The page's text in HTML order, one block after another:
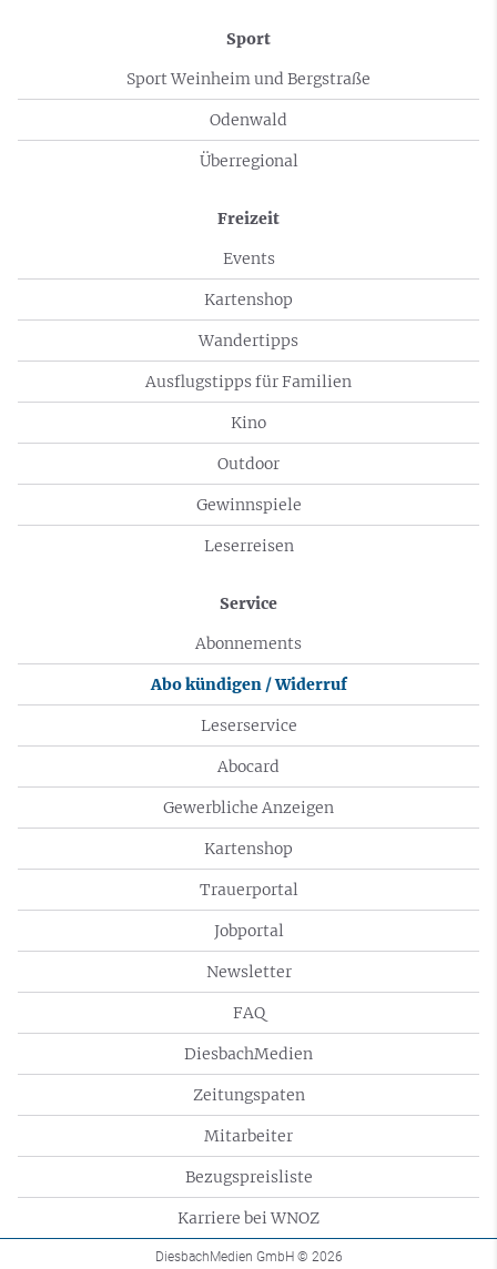
Sport
Sport Weinheim und Bergstraße
Odenwald
Überregional
Freizeit
Events
Kartenshop
Wandertipps
Ausflugstipps für Familien
Kino
Outdoor
Gewinnspiele
Leserreisen
Service
Abonnements
Abo kündigen / Widerruf
Leserservice
Abocard
Gewerbliche Anzeigen
Kartenshop
Trauerportal
Jobportal
Newsletter
FAQ
DiesbachMedien
Zeitungspaten
Mitarbeiter
Bezugspreisliste
Karriere bei WNOZ
DiesbachMedien GmbH © 2026